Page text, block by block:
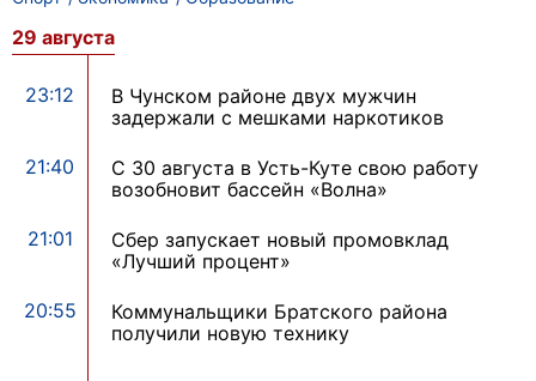
29 августа
23:12
В Чунском районе двух мужчин
задержали с мешками наркотиков
21:40
С 30 августа в Усть-Куте свою работу
возобновит бассейн «Волна»
21:01
Сбер запускает новый промовклад
«Лучший процент»
20:55
Коммунальщики Братского района
получили новую технику